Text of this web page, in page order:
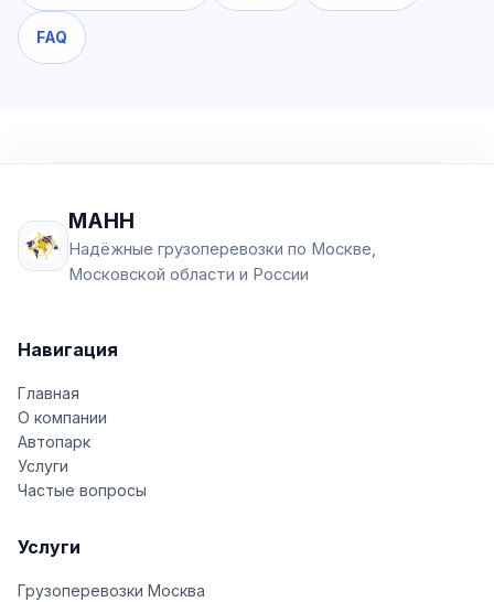
FAQ
МАНН
Надёжные грузоперевозки по Москве,
Московской области и России
Навигация
Главная
О компании
Автопарк
Услуги
Частые вопросы
Услуги
Грузоперевозки Москва